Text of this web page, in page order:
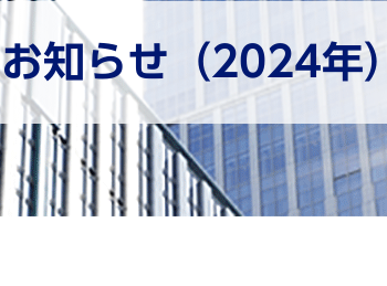
お知らせ（2024年）